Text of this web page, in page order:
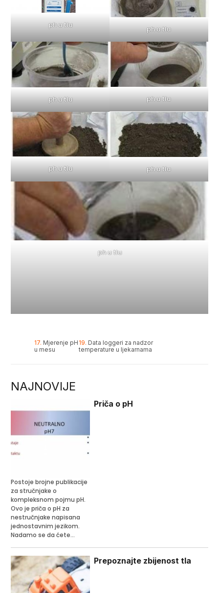
ph u tlu ph u tlu
ph u tlu ph u tlu
ph u tlu ph u tlu
ph u tlu
17. Mjerenje pH
u mesu
19. Data loggeri za nadzor
temperature u ljekarnama
NAJNOVIJE
Priča o pH
Postoje brojne publikacije
za stručnjake o
kompleksnom pojmu pH.
Ovo je priča o pH za
nestručnjake napisana
jednostavnim jezikom.
Nadamo se da ćete...
Prepoznajte zbijenost tla